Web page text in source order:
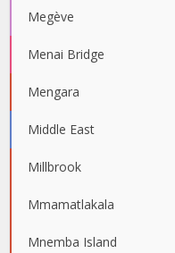
Megève
Menai Bridge
Mengara
Middle East
Millbrook
Mmamatlakala
Mnemba Island